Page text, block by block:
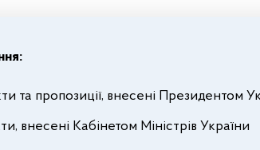
та пропозиції, внесені Президентом
внесені Кабінетом Міністрів України